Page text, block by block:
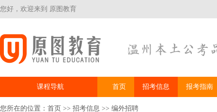
您好，欢迎来到 原图教育
课程导航 首页 招考信息 报考指南
您所在的位置： 首页 >> 招考信息 >> 编外招聘